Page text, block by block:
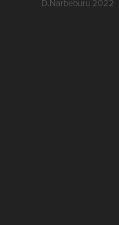
D.Narbeburu 2022